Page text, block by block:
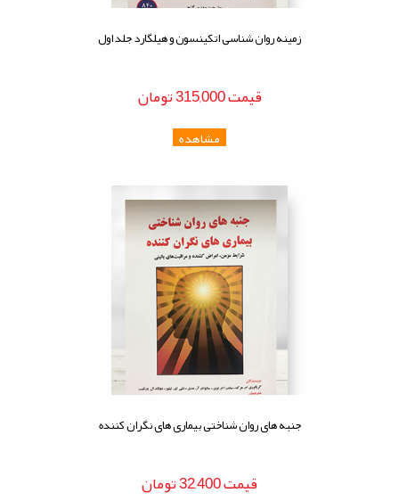
زمینه روان شناسی اتکینسون و هیلگارد جلد اول
قيمت315,000تومان
جنبه های روان شناختی بیماری های نگران کننده
قيمت32,400تومان